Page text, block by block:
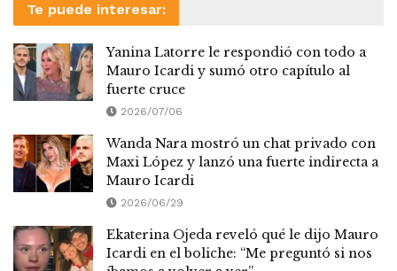
Te puede interesar:
Yanina Latorre le respondió con todo a
Mauro Icardi y sumó otro capítulo al
fuerte cruce
2026/07/06
Wanda Nara mostró un chat privado con
Maxi López y lanzó una fuerte indirecta a
Mauro Icardi
2026/06/29
Ekaterina Ojeda reveló qué le dijo Mauro
Icardi en el boliche: “Me preguntó si nos